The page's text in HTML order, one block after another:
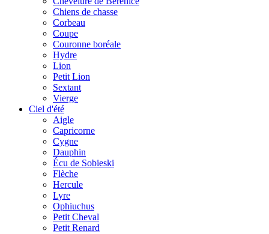
Chiens de chasse
Corbeau
Coupe
Couronne boréale
Hydre
Lion
Petit Lion
Sextant
Vierge
Ciel d'été
Aigle
Capricorne
Cygne
Dauphin
Écu de Sobieski
Flèche
Hercule
Lyre
Ophiuchus
Petit Cheval
Petit Renard